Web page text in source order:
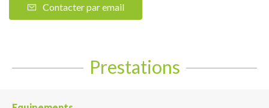
Contacter par email
Prestations